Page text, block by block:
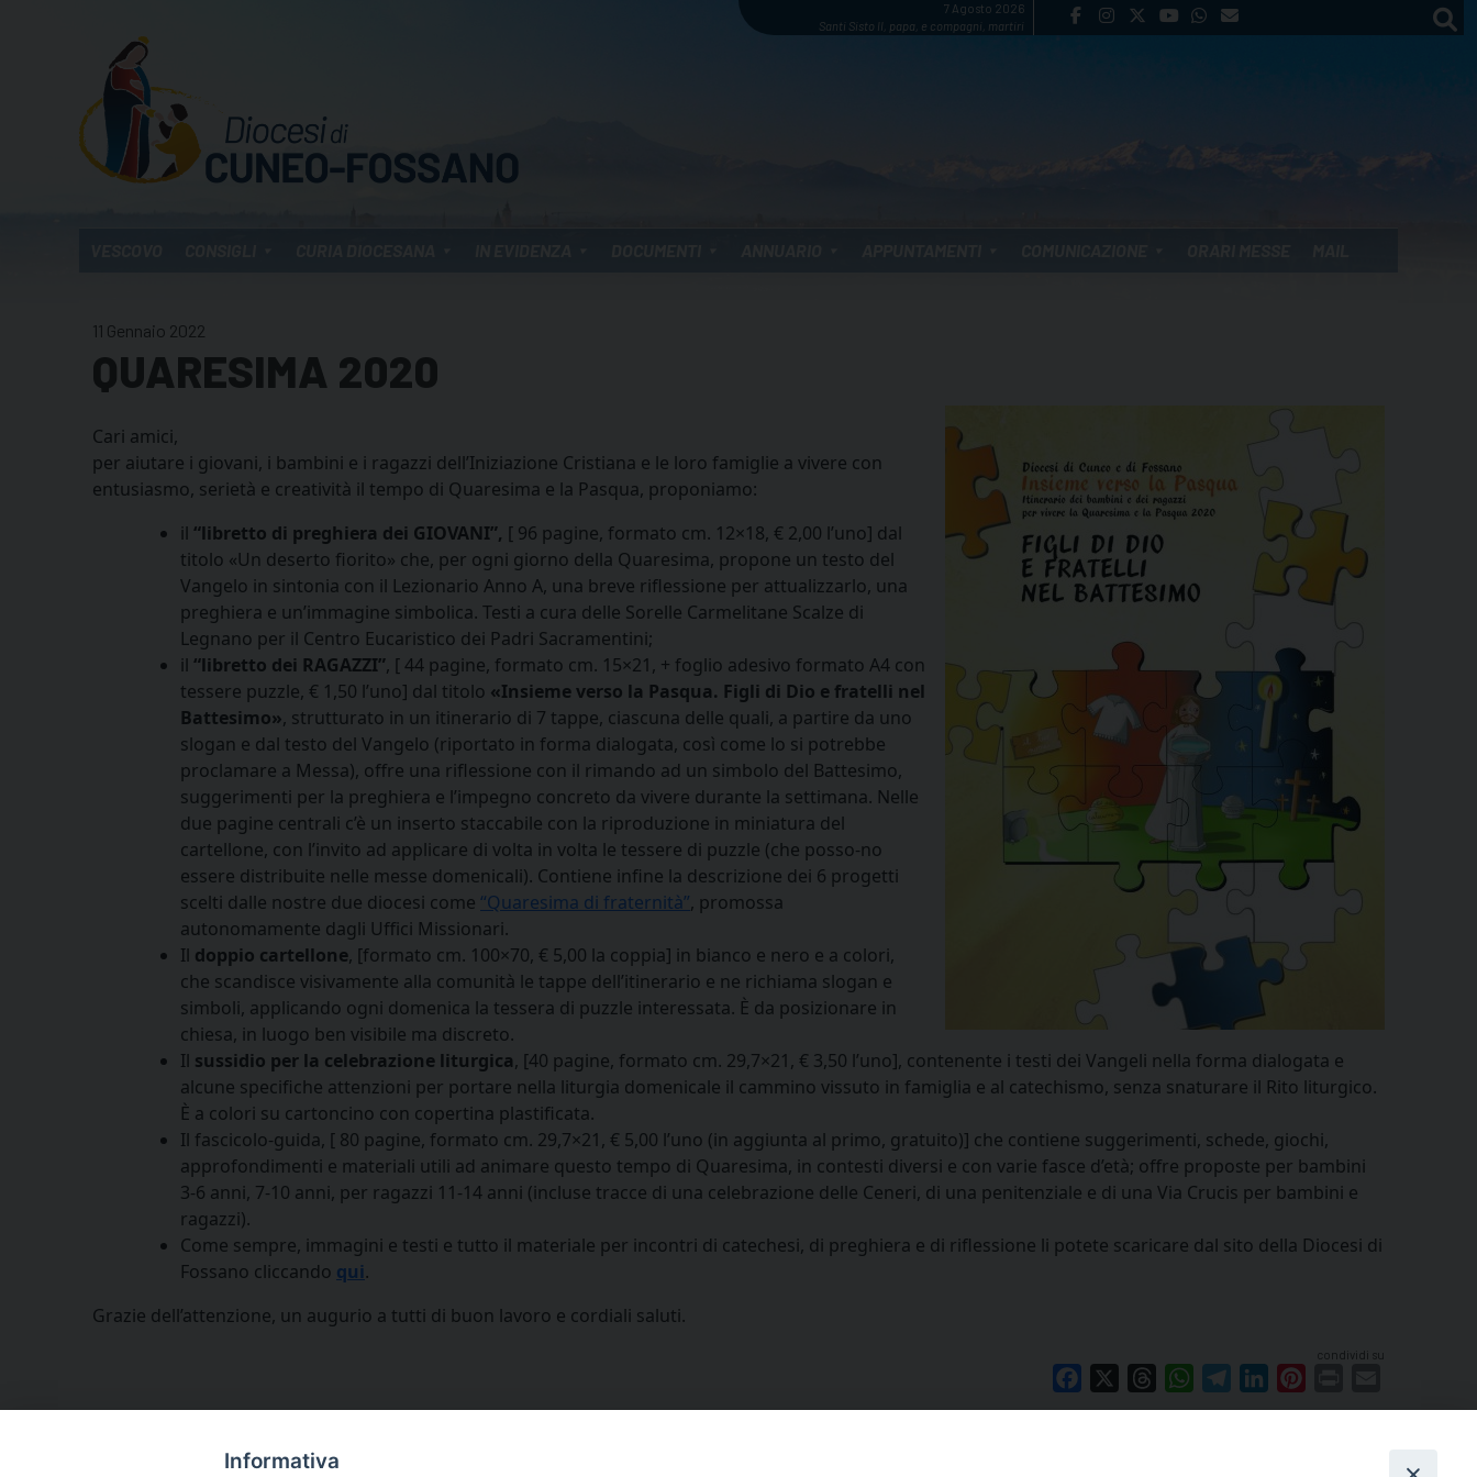
7 Agosto 2026
Santi Sisto II, papa, e compagni, martiri
11 Gennaio 2022
QUARESIMA 2020
Cari amici,
per aiutare i giovani, i bambini e i ragazzi dell’Iniziazione Cristiana e le loro famiglie a vivere con
entusiasmo, serietà e creatività il tempo di Quaresima e la Pasqua, proponiamo:
il “libretto di preghiera dei GIOVANI”, [ 96 pagine, formato cm. 12×18, € 2,00 l’uno] dal
titolo «Un deserto fiorito» che, per ogni giorno della Quaresima, propone un testo del
Vangelo in sintonia con il Lezionario Anno A, una breve riflessione per attualizzarlo, una
preghiera e un’immagine simbolica. Testi a cura delle Sorelle Carmelitane Scalze di
Legnano per il Centro Eucaristico dei Padri Sacramentini;
il “libretto dei RAGAZZI”, [ 44 pagine, formato cm. 15×21, + foglio adesivo formato A4 con
tessere puzzle, € 1,50 l’uno] dal titolo «Insieme verso la Pasqua. Figli di Dio e fratelli nel
Battesimo», strutturato in un itinerario di 7 tappe, ciascuna delle quali, a partire da uno
slogan e dal testo del Vangelo (riportato in forma dialogata, così come lo si potrebbe
proclamare a Messa), offre una riflessione con il rimando ad un simbolo del Battesimo,
suggerimenti per la preghiera e l’impegno concreto da vivere durante la settimana. Nelle
due pagine centrali c’è un inserto staccabile con la riproduzione in miniatura del
cartellone, con l’invito ad applicare di volta in volta le tessere di puzzle (che posso-no
essere distribuite nelle messe domenicali). Contiene infine la descrizione dei 6 progetti
scelti dalle nostre due diocesi come “Quaresima di fraternità”, promossa
autonomamente dagli Uffici Missionari.
Il doppio cartellone, [formato cm. 100×70, € 5,00 la coppia] in bianco e nero e a colori,
che scandisce visivamente alla comunità le tappe dell’itinerario e ne richiama slogan e
simboli, applicando ogni domenica la tessera di puzzle interessata. È da posizionare in
chiesa, in luogo ben visibile ma discreto.
Il sussidio per la celebrazione liturgica, [40 pagine, formato cm. 29,7×21, € 3,50 l’uno], contenente i testi dei Vangeli nella forma dialogata e
alcune specifiche attenzioni per portare nella liturgia domenicale il cammino vissuto in famiglia e al catechismo, senza snaturare il Rito liturgico.
È a colori su cartoncino con copertina plastificata.
Il fascicolo-guida, [ 80 pagine, formato cm. 29,7×21, € 5,00 l’uno (in aggiunta al primo, gratuito)] che contiene suggerimenti, schede, giochi,
approfondimenti e materiali utili ad animare questo tempo di Quaresima, in contesti diversi e con varie fasce d’età; offre proposte per bambini
3-6 anni, 7-10 anni, per ragazzi 11-14 anni (incluse tracce di una celebrazione delle Ceneri, di una penitenziale e di una Via Crucis per bambini e
ragazzi).
Come sempre, immagini e testi e tutto il materiale per incontri di catechesi, di preghiera e di riflessione li potete scaricare dal sito della Diocesi di
Fossano cliccando qui.
Grazie dell’attenzione, un augurio a tutti di buon lavoro e cordiali saluti.
condividi su
Facebook ThreadsWhatsAppTelegramLinkedIn
Informativa